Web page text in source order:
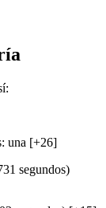
una [+26]
segundos)